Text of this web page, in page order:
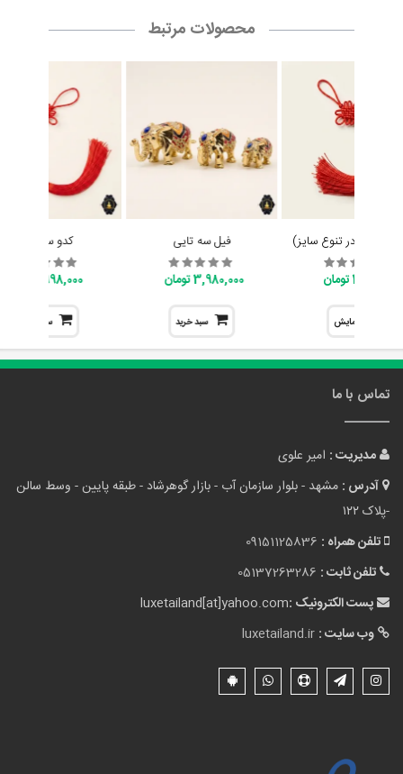
محصولات مرتبط
(در تنوع سایز)
398,000 تومان
نمایش
فیل سه تایی
3,980,000 تومان
سبد خرید
کدو سلامتی
998,000 تومان
سبد خرید
تماس با ما
مدیریت : امیر علوی
آدرس : مشهد - بلوار سازمان آب - بازار گوهرشاد - طبقه پایین - وسط سالن
-پلاک ۱۲۲
تلفن همراه : 09151125836
تلفن ثابت : 05137263286
پست الکترونیک :luxetailand[at]yahoo.com
وب سایت : luxetailand.ir